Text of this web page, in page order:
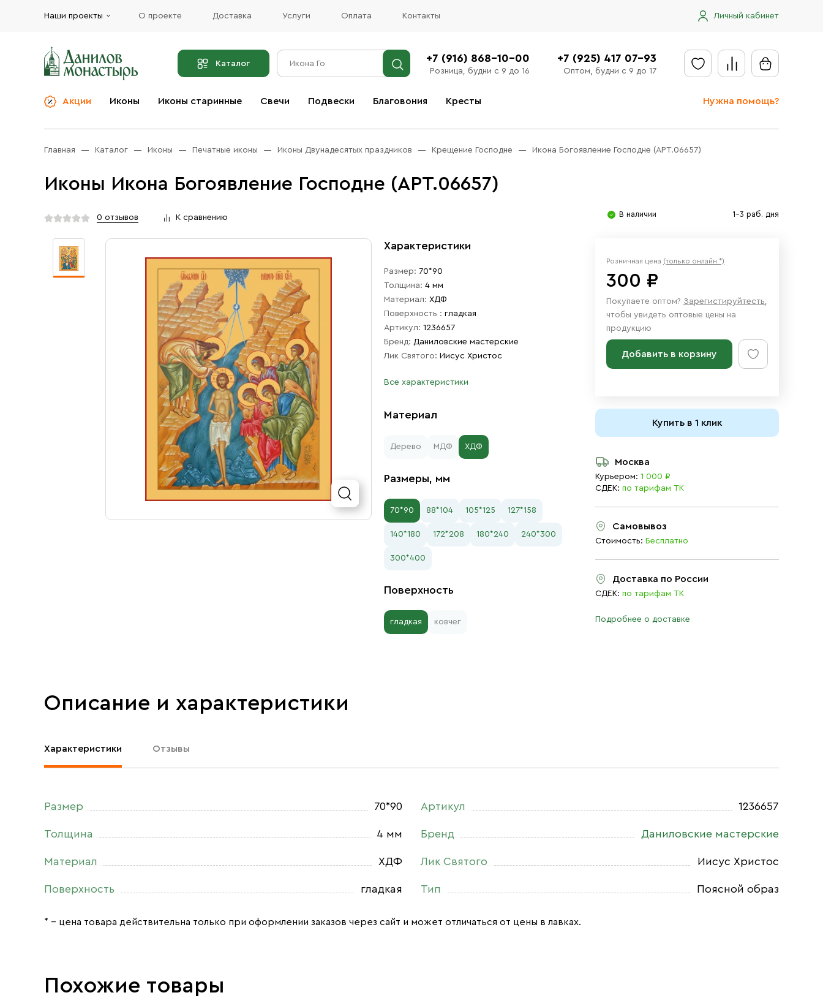
Наши проекты О проекте Доставка Услуги Оплата Контакты Личный кабинет
Каталог +7 (916) 868-10-00
Розница, будни с 9 до 16
+7 (925) 417 07-93
Оптом, будни с 9 до 17
Акции Иконы Иконы старинные Свечи Подвески Благовония Кресты Нужна помощь?
Отправить заявку
Церковная утварь
Иконы
Ювелирные изделия
Бренды
Услуги
Главная Каталог Иконы Печатные иконы Иконы Двунадесятых праздников Крещение Господне Икона Богоявление Господне (АРТ.06657)
Иконы Икона Богоявление Господне (АРТ.06657)
0 отзывов К сравнению В наличии 1-3 раб. дня
Характеристики
Размер: 70*90
Толщина: 4 мм
Материал: ХДФ
Поверхность : гладкая
Артикул: 1236657
Бренд: Даниловские мастерские
Лик Святого: Иисус Христос
Все характеристики
Материал
Дерево МДФ ХДФ
Размеры, мм
70*90 88*104 105*125 127*158
140*180 172*208 180*240 240*300
300*400
Поверхность
гладкая ковчег
Розничная цена (только онлайн *)
300 ₽
Покупаете оптом? Зарегистируйтесть,
чтобы увидеть оптовые цены на
продукцию
Добавить в корзину
Купить в 1 клик
Москва
Курьером: 1 000 ₽
СДЕК: по тарифам ТК
Самовывоз
Стоимость: Бесплатно
Доставка по России
СДЕК: по тарифам ТК
Подробнее о доставке
Описание и характеристики
Характеристики Отзывы
Размер 70*90
Толщина 4 мм
Материал ХДФ
Поверхность гладкая
Артикул 1236657
Бренд Даниловские мастерские
Лик Святого Иисус Христос
Тип Поясной образ
* – цена товара действительна только при оформлении заказов через сайт и может отличаться от цены в лавках.
Похожие товары